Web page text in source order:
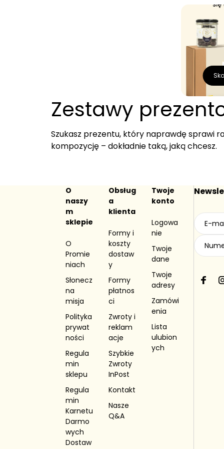
Zestawy
Szukasz prezentu, który naprawdę sprawi
kompozycję – dokładnie taką, jaką chcesz.
Sam zdecyduj, co znajdzie się w środku.
temu możesz podarować coś naprawdę
osoby, czy większego zestawu na wyjątkową
W naszej ofercie znajdziesz wysokiej
Wszystkie zestawy przygotowujemy z
Dlaczego warto stworzyć własny
pełna swoboda wyboru produktów,
możliwość dopasowania prezentu do gustu
różne wielkości i warianty opakowań,
piękne, gotowe do wręczenia wykonanie,
świeże produkty najwyższej jakości.
Skonfiguruj swój własny zestaw
O
naszy
m
sklepie
O
Promie
niach
Słonecz
na
misja
Polityka
prywat
ności
Regula
min
sklepu
Regula
min
Karnetu
Darmo
wych
Dostaw
Obsług
a
klienta
Formy i
koszty
dostaw
y
Formy
płatnos
ci
Zwroty i
reklam
acje
Szybkie
Zwroty
InPost
Kontakt
Nasze
Q&A
Twoje
konto
Logowa
nie
Twoje
dane
Twoje
adresy
Zamówi
enia
Lista
ulubion
ych
F
I